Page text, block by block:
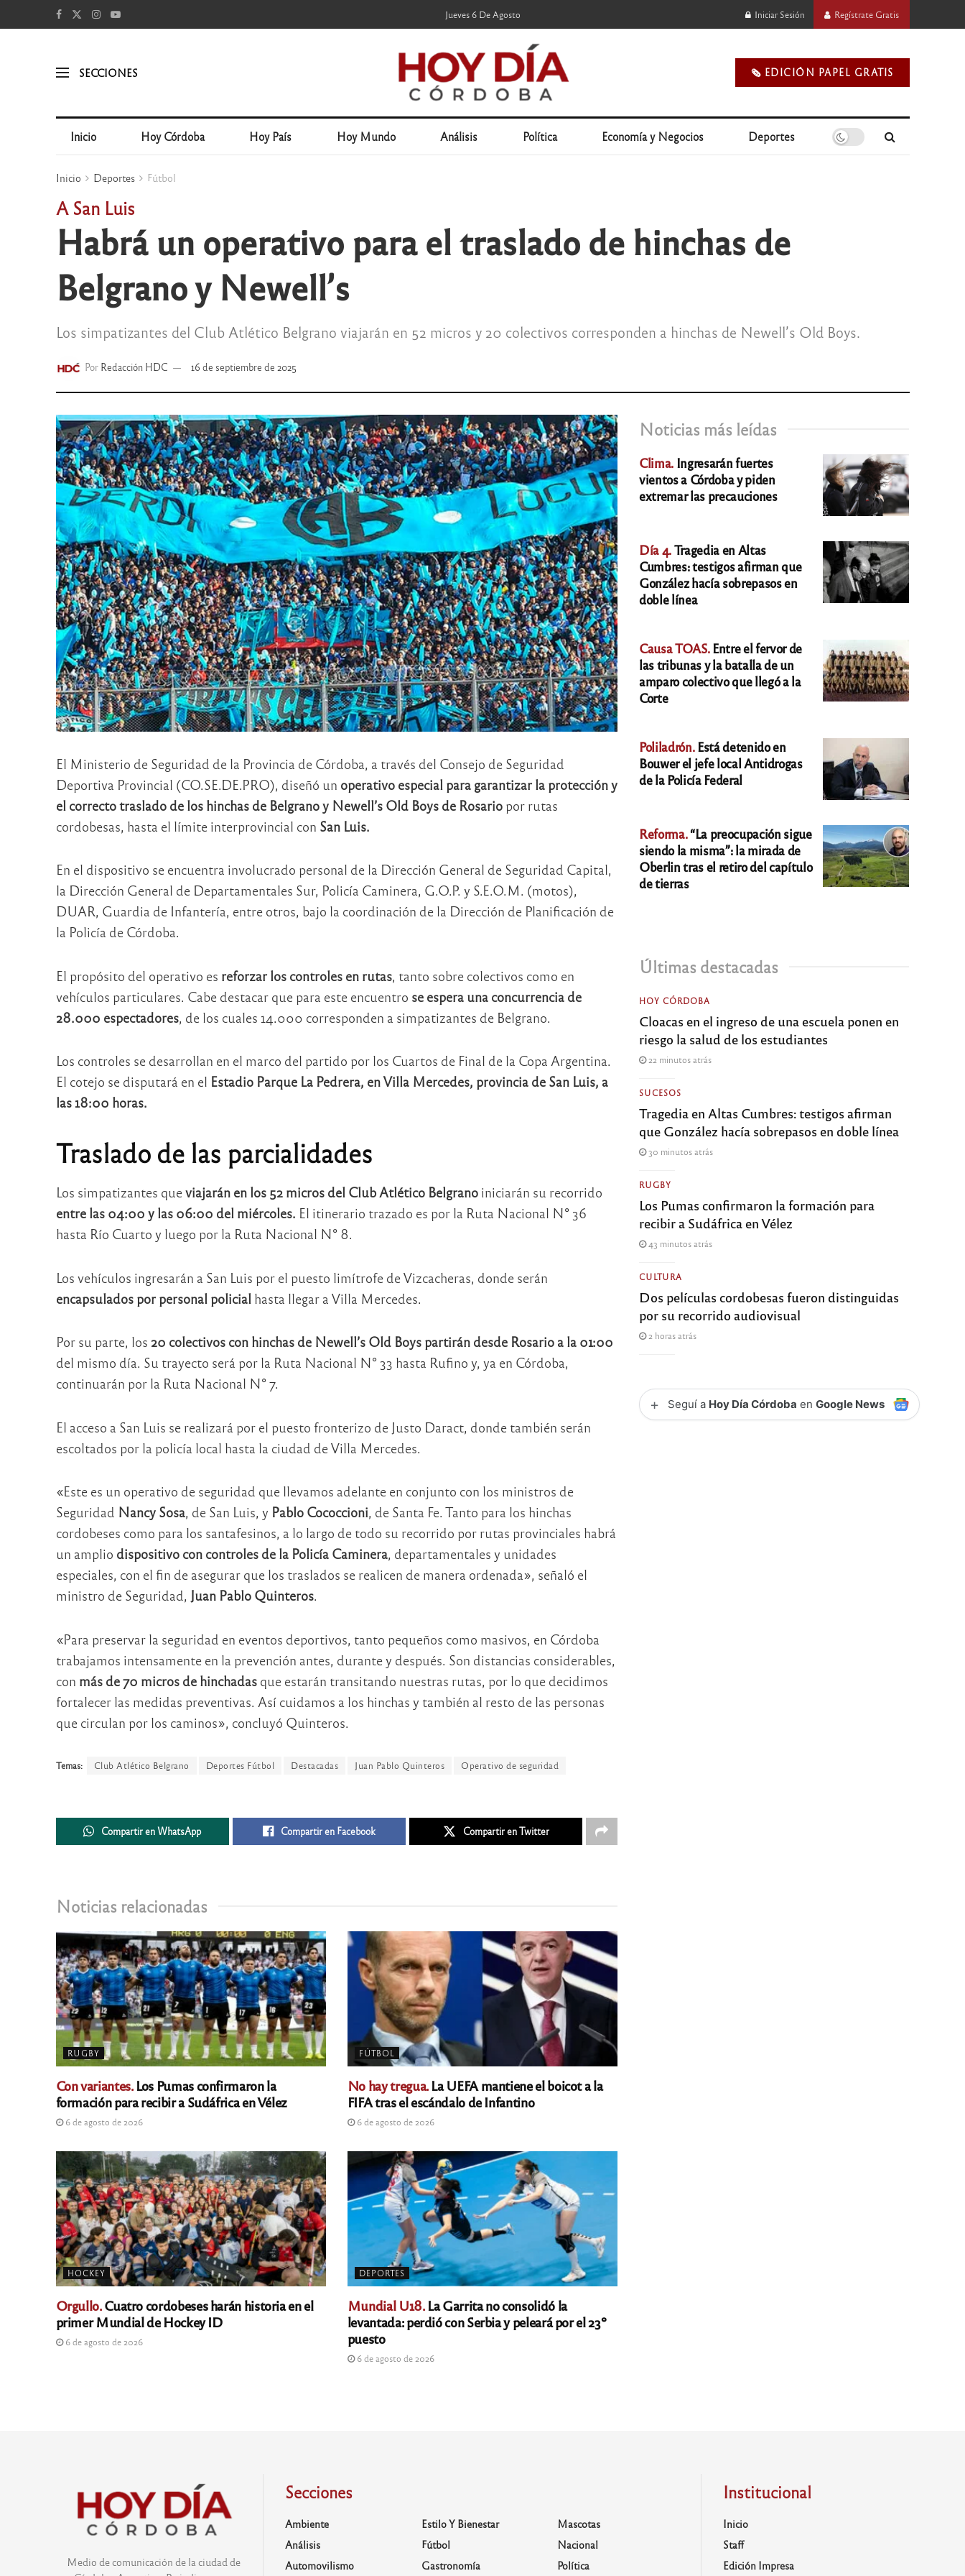
Jueves 6 De Agosto Iniciar Sesión Regístrate Gratis
SECCIONES 🗞️ EDICIÓN PAPEL GRATIS
Inicio Hoy Córdoba Hoy País Hoy Mundo Análisis Política Economía y Negocios Deportes
Inicio Deportes Fútbol
A San Luis
Habrá un operativo para el traslado de hinchas de
Belgrano y Newell’s
Los simpatizantes del Club Atlético Belgrano viajarán en 52 micros y 20 colectivos corresponden a hinchas de Newell’s Old Boys.
Por Redacción HDC 16 de septiembre de 2025
El Ministerio de Seguridad de la Provincia de Córdoba, a través del Consejo de Seguridad
Deportiva Provincial (CO.SE.DE.PRO), diseñó un operativo especial para garantizar la protección y
el correcto traslado de los hinchas de Belgrano y Newell’s Old Boys de Rosariopor rutas
cordobesas, hasta el límite interprovincial con San Luis.
En el dispositivo se encuentra involucrado personal de la Dirección General de Seguridad Capital,
la Dirección General de Departamentales Sur, Policía Caminera, G.O.P. y S.E.O.M. (motos),
DUAR, Guardia de Infantería, entre otros, bajo la coordinación de la Dirección de Planificación de
la Policía de Córdoba.
El propósito del operativo es reforzar los controles en rutas, tanto sobre colectivos como en
vehículos particulares. Cabe destacar que para este encuentro se espera una concurrencia de
28.000 espectadores, de los cuales 14.000 corresponden a simpatizantes de Belgrano.
Los controles se desarrollan en el marco del partido por los Cuartos de Final de la Copa Argentina.
El cotejo se disputará en el Estadio Parque La Pedrera, en Villa Mercedes, provincia de San Luis, a
las 18:00 horas.
Traslado de las parcialidades
Los simpatizantes queviajarán en los 52 micros del Club Atlético Belgranoiniciarán su recorrido
entre las 04:00 y las 06:00 del miércoles. El itinerario trazado es por la Ruta Nacional N° 36
hasta Río Cuarto y luego por la Ruta Nacional N° 8.
Los vehículos ingresarán a San Luis por el puesto limítrofe de Vizcacheras, donde serán
encapsulados por personal policial hasta llegar a Villa Mercedes.
Por su parte, los 20 colectivos con hinchas de Newell’s Old Boys partirán desde Rosario a la 01:00
del mismo día. Su trayecto será por la Ruta Nacional N° 33 hasta Rufino y, ya en Córdoba,
continuarán por la Ruta Nacional N° 7.
El acceso a San Luis se realizará por el puesto fronterizo de Justo Daract, donde también serán
escoltados por la policía local hasta la ciudad de Villa Mercedes.
«Este es un operativo de seguridad que llevamos adelante en conjunto con los ministros de
Seguridad Nancy Sosa, de San Luis, y Pablo Cococcioni, de Santa Fe. Tanto para los hinchas
cordobeses como para los santafesinos, a lo largo de todo su recorrido por rutas provinciales habrá
un amplio dispositivo con controles de la Policía Caminera, departamentales y unidades
especiales, con el fin de asegurar que los traslados se realicen de manera ordenada», señaló el
ministro de Seguridad, Juan Pablo Quinteros.
«Para preservar la seguridad en eventos deportivos, tanto pequeños como masivos, en Córdoba
trabajamos intensamente en la prevención antes, durante y después. Son distancias considerables,
con más de 70 micros de hinchadasque estarán transitando nuestras rutas, por lo que decidimos
fortalecer las medidas preventivas. Así cuidamos a los hinchas y también al resto de las personas
que circulan por los caminos», concluyó Quinteros.
Temas: Club Atlético Belgrano Deportes Fútbol Destacadas Juan Pablo Quinteros Operativo de seguridad
Compartir en WhatsApp Compartir en Facebook Compartir en Twitter
Noticias relacionadas
RUGBY
Con variantes.Los Pumas confirmaron la
formación para recibir a Sudáfrica en Vélez
6 de agosto de 2026
FÚTBOL
No hay tregua.La UEFA mantiene el boicot a la
FIFA tras el escándalo de Infantino
6 de agosto de 2026
HOCKEY
Orgullo.Cuatro cordobeses harán historia en el
primer Mundial de Hockey ID
6 de agosto de 2026
DEPORTES
Mundial U18.La Garrita no consolidó la
levantada: perdió con Serbia y peleará por el 23º
puesto
6 de agosto de 2026
Noticias más leídas
Clima. Ingresarán fuertes
vientos a Córdoba y piden
extremar las precauciones
Día 4.Tragedia en Altas
Cumbres: testigos afirman que
González hacía sobrepasos en
doble línea
Causa TOAS.Entre el fervor de
las tribunas y la batalla de un
amparo colectivo que llegó a la
Corte
Poliladrón.Está detenido en
Bouwer el jefe local Antidrogas
de la Policía Federal
Reforma.“La preocupación sigue
siendo la misma”: la mirada de
Oberlin tras el retiro del capítulo
de tierras
Últimas destacadas
HOY CÓRDOBA
Cloacas en el ingreso de una escuela ponen en
riesgo la salud de los estudiantes
22 minutos atrás
SUCESOS
Tragedia en Altas Cumbres: testigos afirman
que González hacía sobrepasos en doble línea
30 minutos atrás
RUGBY
Los Pumas confirmaron la formación para
recibir a Sudáfrica en Vélez
43 minutos atrás
CULTURA
Dos películas cordobesas fueron distinguidas
por su recorrido audiovisual
2 horas atrás
+ Seguí a Hoy Día Córdoba enGoogle News
Medio de comunicación de la ciudad de
Secciones
Ambiente
Análisis
Automovilismo
Estilo Y Bienestar
Fútbol
Gastronomía
Mascotas
Nacional
Política
Institucional
Inicio
Staff
Edición Impresa